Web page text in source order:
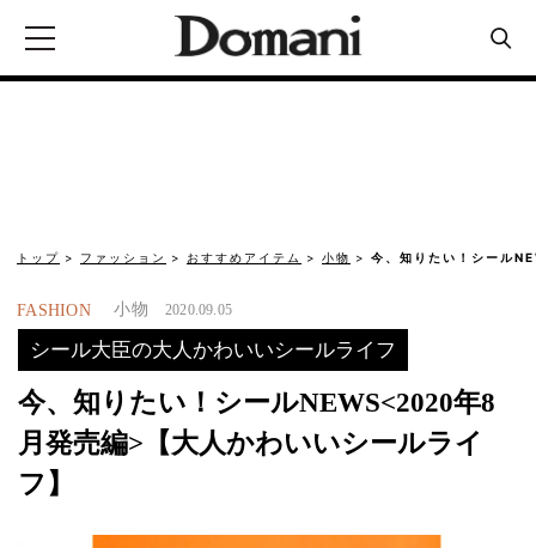
トップ ファッション おすすめアイテム 小物 今、知りたい！シール
FASHION 小物 2020.09.05
シール大臣の大人かわいいシールライフ
今、知りたい！シールNEWS<2020年8
月発売編>【大人かわいいシールライ
フ】